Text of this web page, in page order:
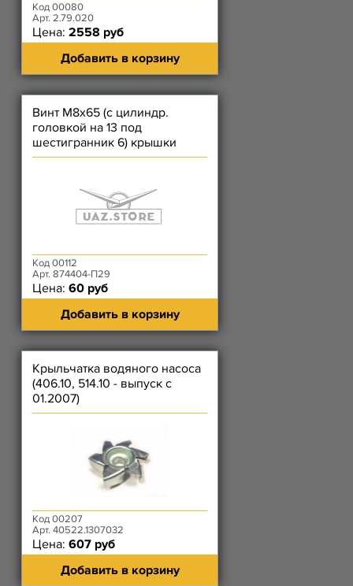
Код 00080
Арт. 2.79.020
Цена: 2558 руб
Добавить в корзину
Винт М8х65 (с цилиндр.
головкой на 13 под
шестигранник 6) крышки
цепи длинный, корпуса
Код 00112
Арт. 874404-П29
Цена: 60 руб
Добавить в корзину
Крыльчатка водяного насоса
(406.10, 514.10 - выпуск с
01.2007)
Код 00207
Арт. 40522.1307032
Цена: 607 руб
Добавить в корзину